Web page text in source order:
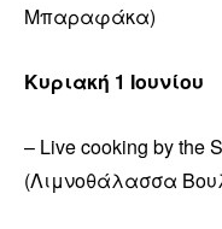
Μπαραφάκα)
Κυριακή 1 Ιουνίου
– Live cooking by the
(Λιμνοθάλασσα